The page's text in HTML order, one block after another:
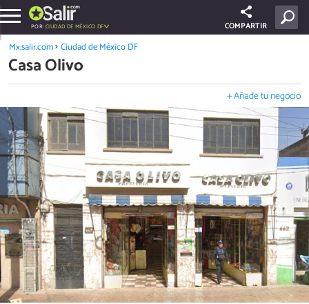
POR: CIUDAD DE MÉXICO DF COMPARTIR
Mx.salir.com Ciudad de México DF
Casa Olivo
+ Añade tu negocio